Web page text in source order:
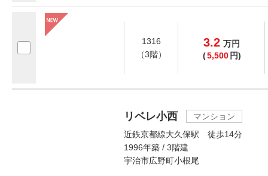
1316
（3階）
3.2 万円
(5,500 円)
リベレ小西
マンション
近鉄京都線大久保駅 徒歩14分
1996年築 / 3階建
宇治市広野町小根尾